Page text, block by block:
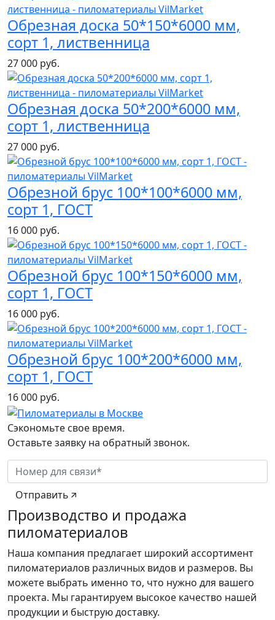
Обрезная доска 50*150*6000 мм,
сорт 1, лиственница
27 000 руб.
Обрезная доска 50*200*6000 мм,
сорт 1, лиственница
27 000 руб.
Обрезной брус 100*100*6000 мм,
сорт 1, ГОСТ
16 000 руб.
Обрезной брус 100*150*6000 мм,
сорт 1, ГОСТ
16 000 руб.
Обрезной брус 100*200*6000 мм,
сорт 1, ГОСТ
16 000 руб.
Сэкономьте свое время.
Оставьте заявку на обратный звонок.
Отправить
Производство и продажа
пиломатериалов
Наша компания предлагает широкий ассортимент
пиломатериалов различных видов и размеров. Вы
можете выбрать именно то, что нужно для вашего
проекта. Мы гарантируем высокое качество нашей
продукции и быструю доставку.